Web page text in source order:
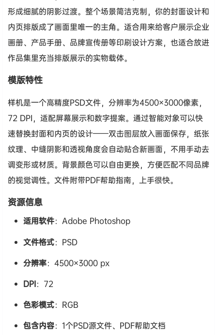
形成细腻的阴影过渡。整个场景简洁克制，你的封面设计和
内页排版成了画面里唯一的主角。适合用来给客户展示企业
画册、产品手册、品牌宣传册等印刷设计方案，也适合放进
作品集里充当排版展示的实物载体。
模版特性
样机是一个高精度PSD文件，分辨率为4500×3000像素，
72 DPI，适配屏幕展示和数字提案。通过智能对象可以快
速替换封面和内页的设计——双击图层放入画面保存，纸张
纹理、中缝阴影和透视角度会自动贴合新画面，不用手动去
调变形或材质。背景颜色可以自由更换，方便匹配不同品牌
的视觉调性。文件附带PDF帮助指南，上手很快。
资源信息
适用软件：Adobe Photoshop
文件格式：PSD
分辨率：4500×3000 px
DPI：72
色彩模式：RGB
包含内容：1个PSD源文件、PDF帮助文档